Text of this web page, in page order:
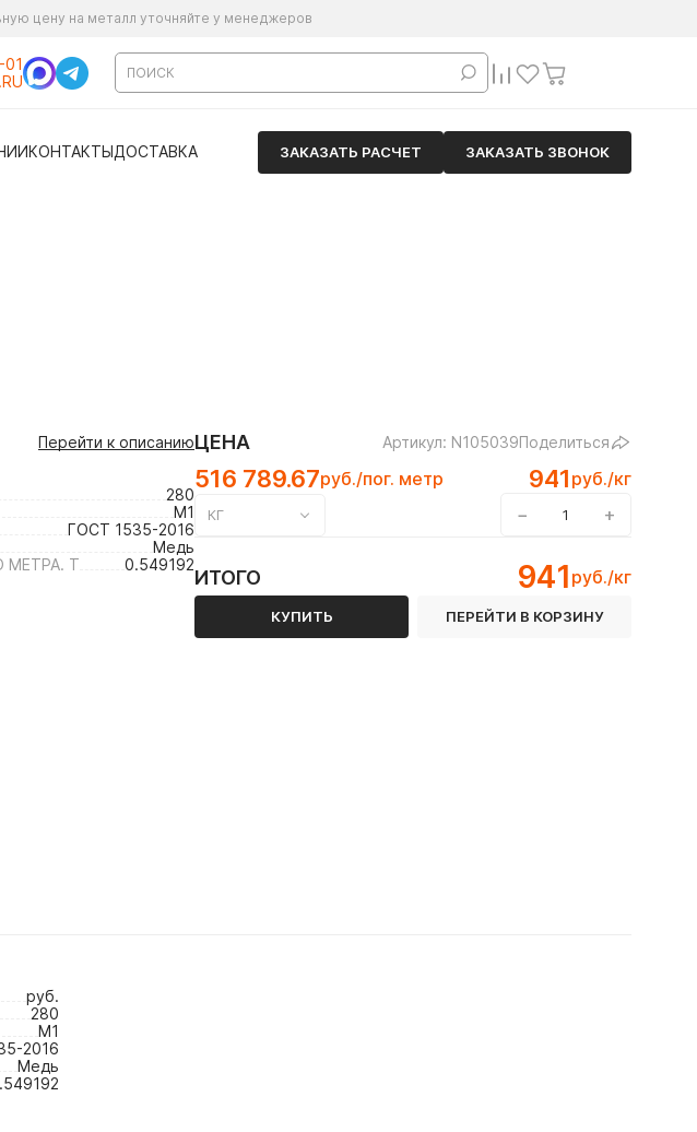
цену на металл уточняйте у менеджеров
01
КОНТАКТЫДОСТАВКА ЗАКАЗАТЬ РАСЧЕТ ЗАКАЗАТЬ ЗВОНОК
Перейти к описанию
280
М1
ГОСТ 1535-2016
Медь
МЕТРА. Т
0.549192
ЦЕНА Артикул: N105039Поделиться
516 789.67руб./пог. метр 941 руб./кг
КГ − +
ИТОГО 941 руб./кг
КУПИТЬ ПЕРЕЙТИ В КОРЗИНУ
руб.
280
М1
2016
Медь